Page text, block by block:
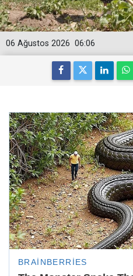
06:06
06 Ağustos 2026